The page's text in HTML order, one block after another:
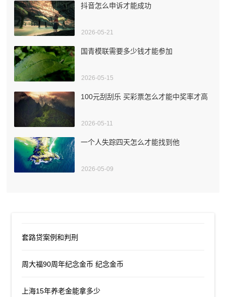
抖音怎么申诉才能成功
2026-05-21
国青模联需要多少钱才能参加
2026-05-15
100元刮刮乐 买彩票怎么才能中奖率才高
2026-05-11
一个人失踪四天怎么才能找到他
2026-05-09
套路贷案例和判刑
周大福90周年纪念金币 纪念金币
上海15年养老金能拿多少